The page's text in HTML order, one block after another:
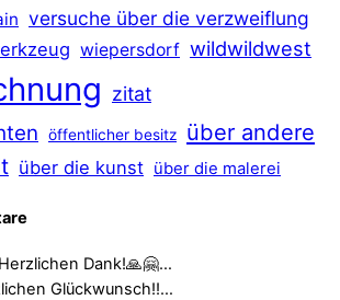
versuche über die verzweiflung
wiepersdorf wildwildwest
zitat
öffentlicher besitz über andere
über die kunst über die malerei
Herzlichen Dank!🙏🤗…
Glückwunsch!!…